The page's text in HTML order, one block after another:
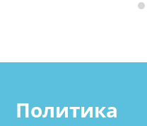
Политика